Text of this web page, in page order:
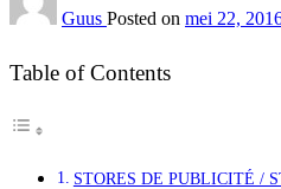
Guus Posted on mei 22,
Table of Contents
STORES DE PUBLICITÉ /